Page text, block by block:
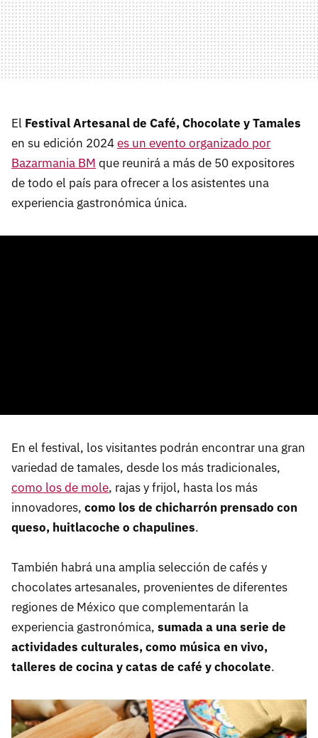
El Festival Artesanal de Café, Chocolate y Tamales
en su edición 2024es un evento organizado por
Bazarmania BM que reunirá a más de 50 expositores
de todo el país para ofrecer a los asistentes una
experiencia gastronómica única.
En el festival, los visitantes podrán encontrar una gran
variedad de tamales, desde los más tradicionales,
como los de mole, rajas y frijol, hasta los más
innovadores, como los de chicharrón prensado con
queso, huitlacoche o chapulines.
También habrá una amplia selección de cafés y
chocolates artesanales, provenientes de diferentes
regiones de México que complementarán la
experiencia gastronómica, sumada a una serie de
actividades culturales, como música en vivo,
talleres de cocina y catas de café y chocolate.